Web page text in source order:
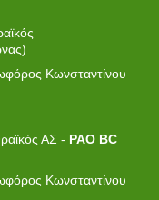
Κωνσταντίνου
ΑΣ - PAO BC
Κωνσταντίνου